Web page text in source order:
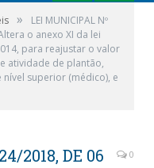
»
LEI MUNICIPAL Nº
o anexo XI da lei
para reajustar o valor
atividade de plantão,
superior (médico), e
2018, DE 06
0